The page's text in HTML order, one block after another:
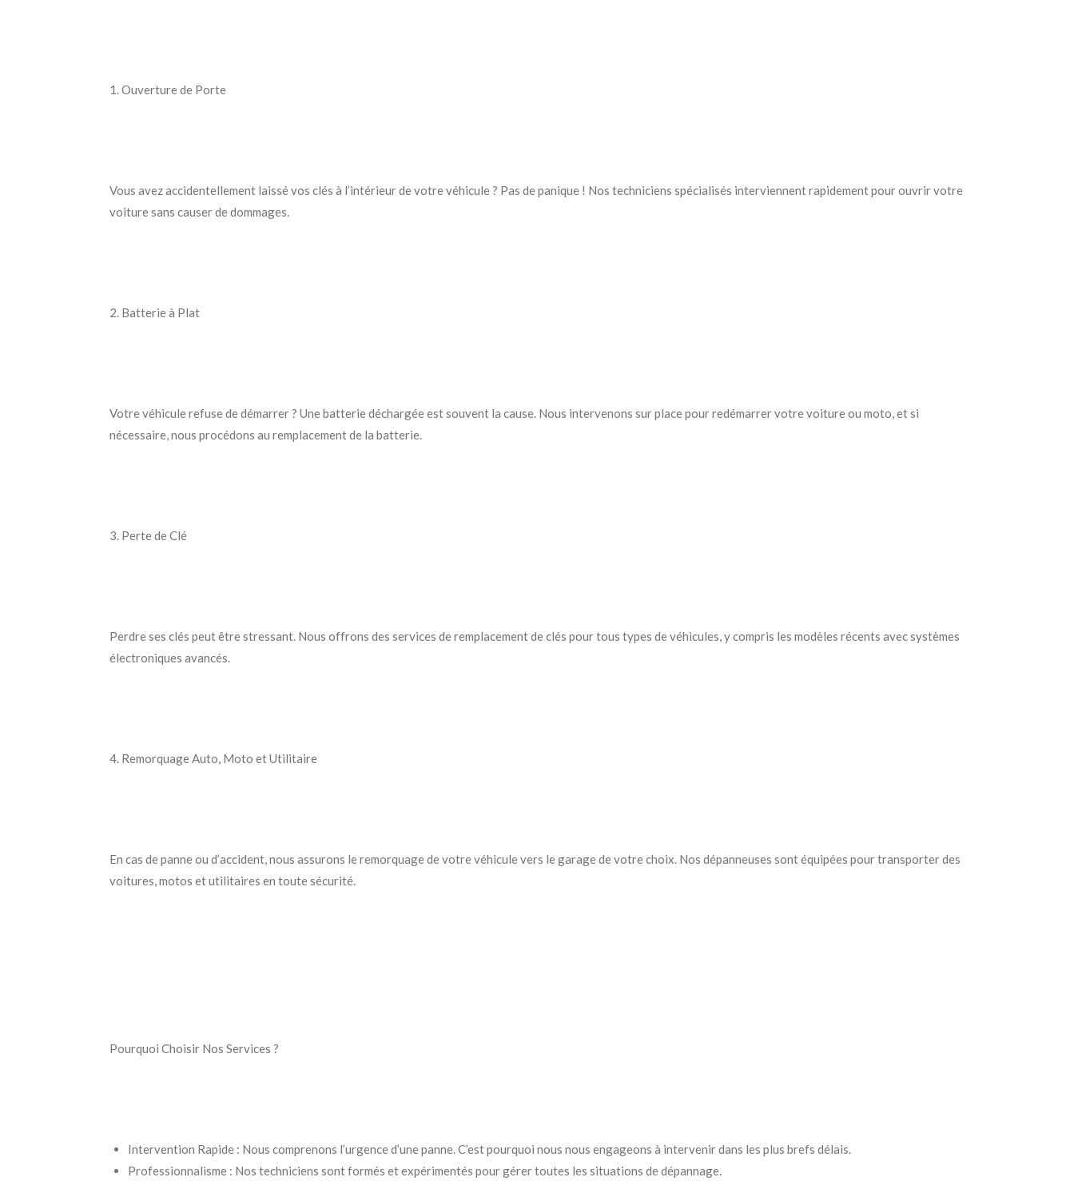
1. Ouverture de Porte
Vous avez accidentellement laissé vos clés à l’intérieur de votre véhicule ? Pas de panique ! Nos techniciens spécialisés interviennent rapidement pour ouvrir votre
voiture sans causer de dommages.
2. Batterie à Plat
Votre véhicule refuse de démarrer ? Une batterie déchargée est souvent la cause. Nous intervenons sur place pour redémarrer votre voiture ou moto, et si
nécessaire, nous procédons au remplacement de la batterie.
3. Perte de Clé
Perdre ses clés peut être stressant. Nous offrons des services de remplacement de clés pour tous types de véhicules, y compris les modèles récents avec systèmes
électroniques avancés.
4. Remorquage Auto, Moto et Utilitaire
En cas de panne ou d’accident, nous assurons le remorquage de votre véhicule vers le garage de votre choix. Nos dépanneuses sont équipées pour transporter des
voitures, motos et utilitaires en toute sécurité.
Pourquoi Choisir Nos Services ?
Intervention Rapide : Nous comprenons l’urgence d’une panne. C’est pourquoi nous nous engageons à intervenir dans les plus brefs délais.
Professionnalisme : Nos techniciens sont formés et expérimentés pour gérer toutes les situations de dépannage.